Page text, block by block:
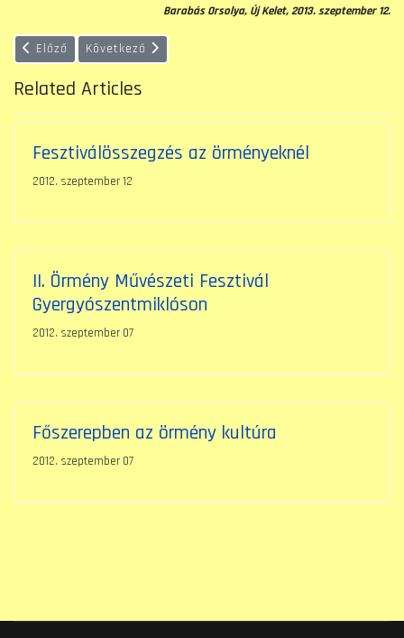
Barabás Orsolya, Új Kelet, 2013. szeptember 12.
Előző cikk: Erdélyi örmény fiatalok találkozója
Előző Következő cikk: Örmény fesztivál: múlt és
Következő
Related Articles
Fesztiválösszegzés az örményeknél
2012. szeptember 12
II. Örmény Művészeti Fesztivál
Gyergyószentmiklóson
2012. szeptember 07
Főszerepben az örmény kultúra
2012. szeptember 07